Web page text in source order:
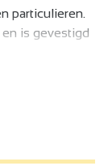
particulieren.
is gevestigd
het een
de
wat